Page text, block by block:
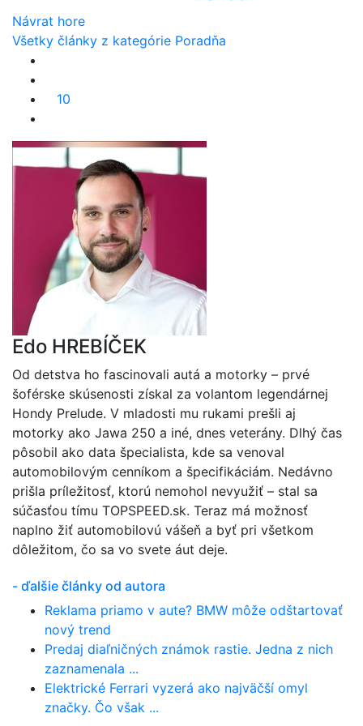
Návrat hore
Všetky články z kategórie Poradňa
10
Edo HREBÍČEK
Od detstva ho fascinovali autá a motorky – prvé
šoférske skúsenosti získal za volantom legendárnej
Hondy Prelude. V mladosti mu rukami prešli aj
motorky ako Jawa 250 a iné, dnes veterány. Dlhý čas
pôsobil ako data špecialista, kde sa venoval
automobilovým cenníkom a špecifikáciám. Nedávno
prišla príležitosť, ktorú nemohol nevyužiť – stal sa
súčasťou tímu TOPSPEED.sk. Teraz má možnosť
naplno žiť automobilovú vášeň a byť pri všetkom
dôležitom, čo sa vo svete áut deje.
- ďalšie články od autora
Reklama priamo v aute? BMW môže odštartovať
nový trend
Predaj diaľničných známok rastie. Jedna z nich
zaznamenala ...
Elektrické Ferrari vyzerá ako najväčší omyl
značky. Čo však ...